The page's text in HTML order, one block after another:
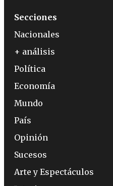
Secciones
Nacionales
+ análisis
Política
Economía
Mundo
País
Opinión
Sucesos
Arte y Espectáculos